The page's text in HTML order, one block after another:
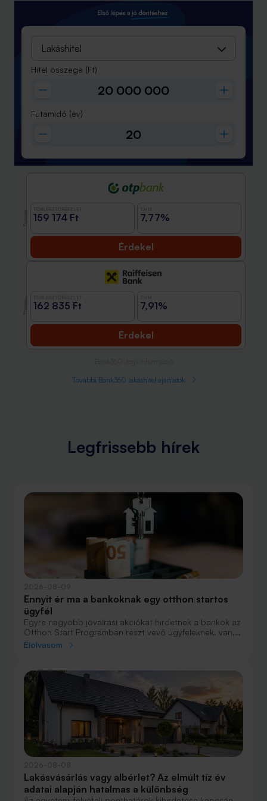
Lakáshitel
Hitel összege (Ft)
Futamidő (év)
159 174 Ft 7,77%
Érdekel
162 835 Ft 7,91%
Érdekel
További Bank360 lakáshitel ajánlatok
Legfrissebb hírek
Ennyit ér ma a bankoknak egy otthon startos
ügyfél
Egyre nagyobb jóváírási akciókat hirdetnek a bankok az
Otthon Start Programban részt vevő ügyfeleknek, van,
ahol összesen akár félmillió forint jóváírást is össze lehet
nagyobb jóváírásért?
Elolvasom
Lakásvásárlás vagy albérlet? Az elmúlt tíz év
adatai alapján hatalmas a különbség